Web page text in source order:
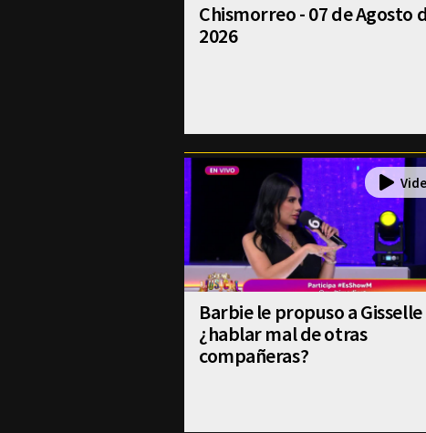
Chismorreo - 07 de Agosto
2026
Barbie le propuso a Gisselle
¿hablar mal de otras
compañeras?